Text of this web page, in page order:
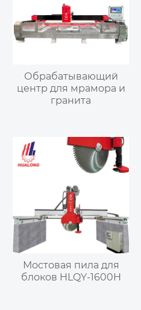
Обрабатывающий
центр для мрамора и
гранита
Мостовая пила для
блоков HLQY-1600H